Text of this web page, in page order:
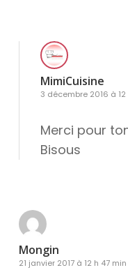
MimiCuisine
3 décembre 2016 à
Merci pour
Bisous
Mongin
21 janvier 2017 à 12 h 47 min